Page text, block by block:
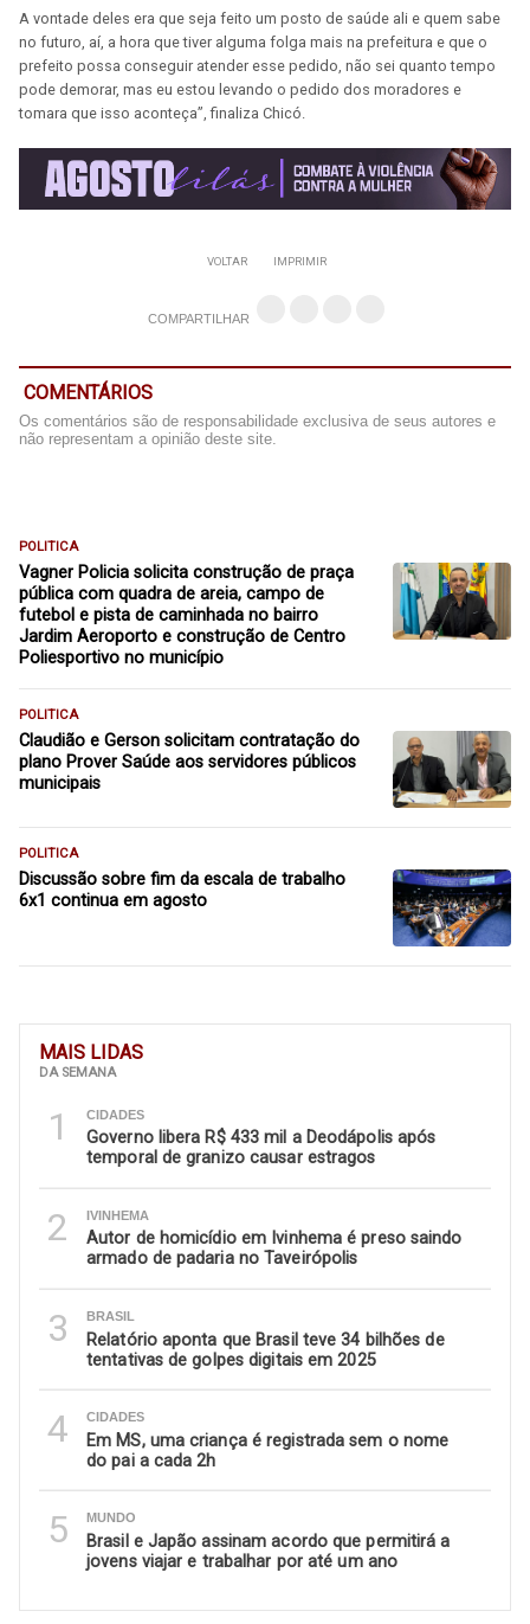
MAIS LIDAS
DA SEMANA
1 CIDADES
Governo libera R$ 433 mil a Deodápolis após
temporal de granizo causar estragos
2 IVINHEMA
Autor de homicídio em Ivinhema é preso saindo
armado de padaria no Taveirópolis
3 BRASIL
Relatório aponta que Brasil teve 34 bilhões de
tentativas de golpes digitais em 2025
4 CIDADES
Em MS, uma criança é registrada sem o nome
do pai a cada 2h
5 MUNDO
Brasil e Japão assinam acordo que permitirá a
jovens viajar e trabalhar por até um ano
A vontade deles era que seja feito um posto de saúde ali e quem sabe
no futuro, aí, a hora que tiver alguma folga mais na prefeitura e que o
prefeito possa conseguir atender esse pedido, não sei quanto tempo
pode demorar, mas eu estou levando o pedido dos moradores e
tomara que isso aconteça”, finaliza Chicó.
VOLTAR IMPRIMIR
COMPARTILHAR
COMENTÁRIOS
Os comentários são de responsabilidade exclusiva de seus autores e
não representam a opinião deste site.
POLITICA
Vagner Policia solicita construção de praça
pública com quadra de areia, campo de
futebol e pista de caminhada no bairro
Jardim Aeroporto e construção de Centro
Poliesportivo no município
POLITICA
Claudião e Gerson solicitam contratação do
plano Prover Saúde aos servidores públicos
municipais
POLITICA
Discussão sobre fim da escala de trabalho
6x1 continua em agosto